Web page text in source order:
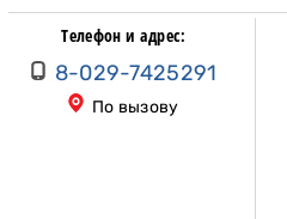
Телефон и адрес:
8-029-7425291
По вызову